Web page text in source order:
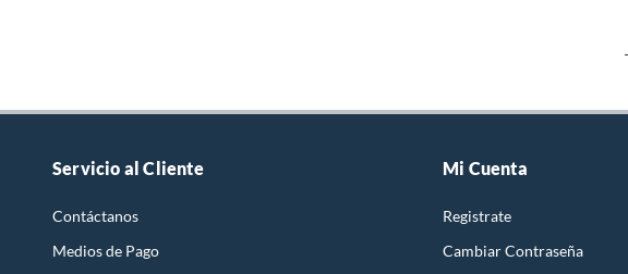
Servicio al Cliente
Contáctanos
Medios de Pago
Mi Cuenta
Registrate
Cambiar Contraseña